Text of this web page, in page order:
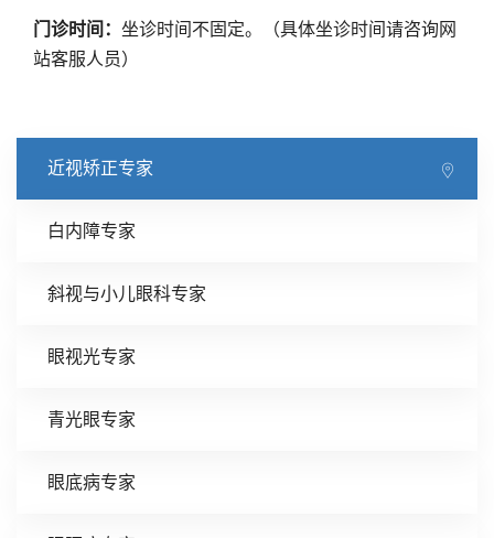
近视矫正专家
白内障专家
斜视与小儿眼科专家
眼视光专家
青光眼专家
眼底病专家
门诊时间： 坐诊时间不固定。（具体坐诊时间请咨询网
站客服人员）